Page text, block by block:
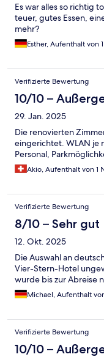
Es war alles so richtig
teuer, gutes Essen,
mehr?
Esther, Aufenthalt von
Verifizierte Bewertung
10/10 –
29. Jan. 2025
Die renovierten
eingerichtet. WLAN je
Personal,
Akio, Aufenthalt von 1
Verifizierte Bewertung
8/10 – Sehr gut
12. Okt. 2025
Die Auswahl an
Vier-Stern-Hotel
wurde bis zur Abreise
Michael, Aufenthalt
Verifizierte Bewertung
10/10 –